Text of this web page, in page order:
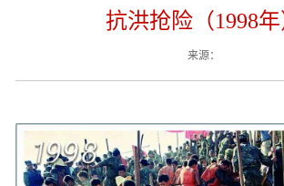
抗洪抢险（1998年
来源：